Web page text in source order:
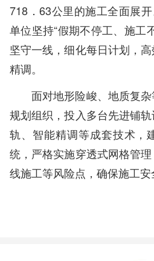
718．63公里的施工全面展
单位坚持“假期不停工、施工
坚守一线，细化每日计划，
精调。
面对地形险峻、地质复
规划组织，投入多台先进铺
轨、智能精调等成套技术，
统，严格实施穿透式网格管
线施工等风险点，确保施工安